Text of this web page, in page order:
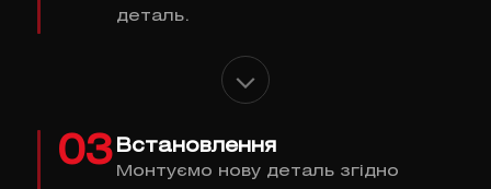
деталь.
03 Встановлення
Монтуємо нову деталь згідно